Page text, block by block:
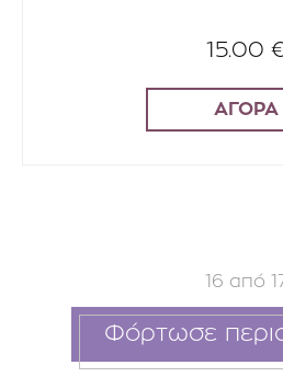
15.00
ΑΓΟΡΑ
16 από
Φόρτωσε